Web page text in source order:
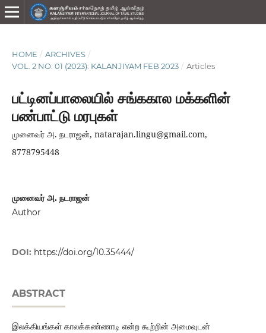
HOME / ARCHIVES /
VOL. 2 NO. 01 (2023): KALANJIYAM FEB 2023 / Articles
பட்டினப்பாலையில் சங்ககால மக்களின்
பண்பாட்டு மரபுகள்
முனைவர் அ. நடராஜன், natarajan.lingu@gmail.com,
8778795448
முனைவர் அ. நடராஜன்
Author
DOI: https://doi.org/10.35444/
ABSTRACT
இலக்கியங்கள் காலக்கண்ணாடி என்ற கூற்றின் அமைவுடன்